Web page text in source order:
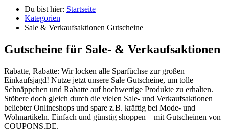
Du bist hier: Startseite
Kategorien
Sale & Verkaufsaktionen Gutscheine
Gutscheine für Sale- & Verkaufsaktionen
Rabatte, Rabatte: Wir locken alle Sparfüchse zur großen
Einkaufsjagd! Nutze jetzt unsere Sale Gutscheine, um tolle
Schnäppchen und Rabatte auf hochwertige Produkte zu erhalten.
Stöbere doch gleich durch die vielen Sale- und Verkaufsaktionen
beliebter Onlineshops und spare z.B. kräftig bei Mode- und
Wohnartikeln. Einfach und günstig shoppen – mit Gutscheinen von
COUPONS.DE.